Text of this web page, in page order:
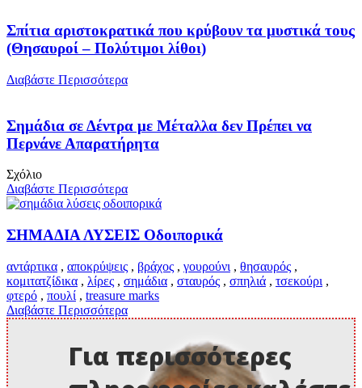
Σπίτια αριστοκρατικά που κρύβουν τα μυστικά τους
(Θησαυροί – Πολύτιμοι λίθοι)
Διαβάστε Περισσότερα
Σημάδια σε Δέντρα με Μέταλλα δεν Πρέπει να
Περνάνε Απαρατήρητα
Σχόλιο
Διαβάστε Περισσότερα
ΣΗΜΑΔΙΑ ΛΥΣΕΙΣ Οδοιπορικά
αντάρτικα , αποκρύψεις , βράχος , γουρούνι , θησαυρός ,
κομιτατζίδικα , λίρες , σημάδια , σταυρός , σπηλιά , τσεκούρι ,
φτερό , πουλί , treasure marks
Διαβάστε Περισσότερα
Για περισσότερες